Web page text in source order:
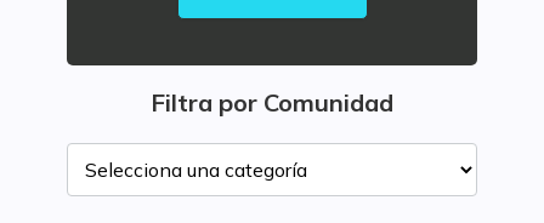
Filtra por Comunidad